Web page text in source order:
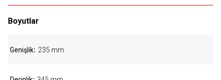
Boyutlar
Genişlik 235 mm